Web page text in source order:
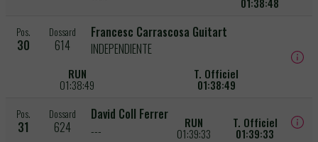
Pos.
30
Dossard
614
Francesc Carrascosa Guitart
INDEPENDIENTE
RUN
01:38:49
T. Officiel
01:38:49
Pos.
31
Dossard
624
David Coll Ferrer
---
RUN
01:39:33
T. Officiel
01:39:33